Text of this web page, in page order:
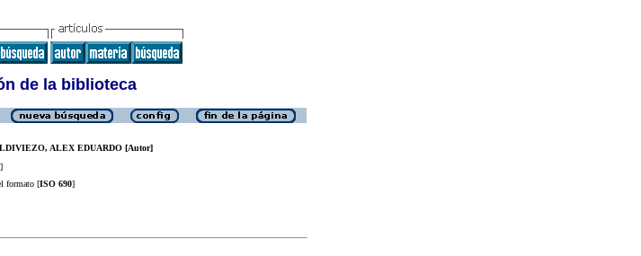
de la biblioteca
ALEX EDUARDO [Autor]
]
formato [ISO 690]